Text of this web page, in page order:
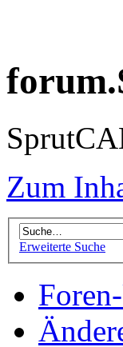
Zum
Erweiterte Suche